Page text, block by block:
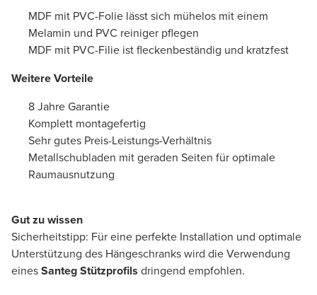
MDF mit PVC-Folie lässt sich mühelos mit einem
Melamin und PVC reiniger pflegen
MDF mit PVC-Filie ist fleckenbeständig und kratzfest
Weitere Vorteile
8 Jahre Garantie
Komplett montagefertig
Sehr gutes Preis-Leistungs-Verhältnis
Metallschubladen mit geraden Seiten für optimale
Raumausnutzung
Gut zu wissen
Sicherheitstipp: Für eine perfekte Installation und optimale
Unterstützung des Hängeschranks wird die Verwendung
einesSanteg Stützprofils dringend empfohlen.